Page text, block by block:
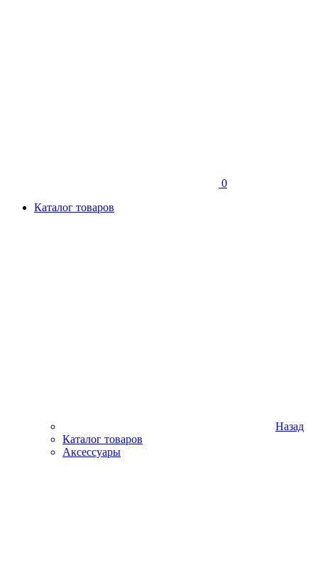
0
Каталог товаров
Назад
Каталог товаров
Аксессуары